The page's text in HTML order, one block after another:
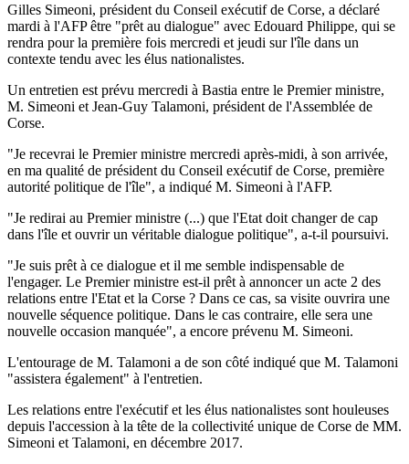
Gilles Simeoni, président du Conseil exécutif de Corse, a déclaré
mardi à l'AFP être "prêt au dialogue" avec Edouard Philippe, qui se
rendra pour la première fois mercredi et jeudi sur l'île dans un
contexte tendu avec les élus nationalistes.
Un entretien est prévu mercredi à Bastia entre le Premier ministre,
M. Simeoni et Jean-Guy Talamoni, président de l'Assemblée de
Corse.
"Je recevrai le Premier ministre mercredi après-midi, à son arrivée,
en ma qualité de président du Conseil exécutif de Corse, première
autorité politique de l'île", a indiqué M. Simeoni à l'AFP.
"Je redirai au Premier ministre (...) que l'Etat doit changer de cap
dans l'île et ouvrir un véritable dialogue politique", a-t-il poursuivi.
"Je suis prêt à ce dialogue et il me semble indispensable de
l'engager. Le Premier ministre est-il prêt à annoncer un acte 2 des
relations entre l'Etat et la Corse ? Dans ce cas, sa visite ouvrira une
nouvelle séquence politique. Dans le cas contraire, elle sera une
nouvelle occasion manquée", a encore prévenu M. Simeoni.
L'entourage de M. Talamoni a de son côté indiqué que M. Talamoni
"assistera également" à l'entretien.
Les relations entre l'exécutif et les élus nationalistes sont houleuses
depuis l'accession à la tête de la collectivité unique de Corse de MM.
Simeoni et Talamoni, en décembre 2017.